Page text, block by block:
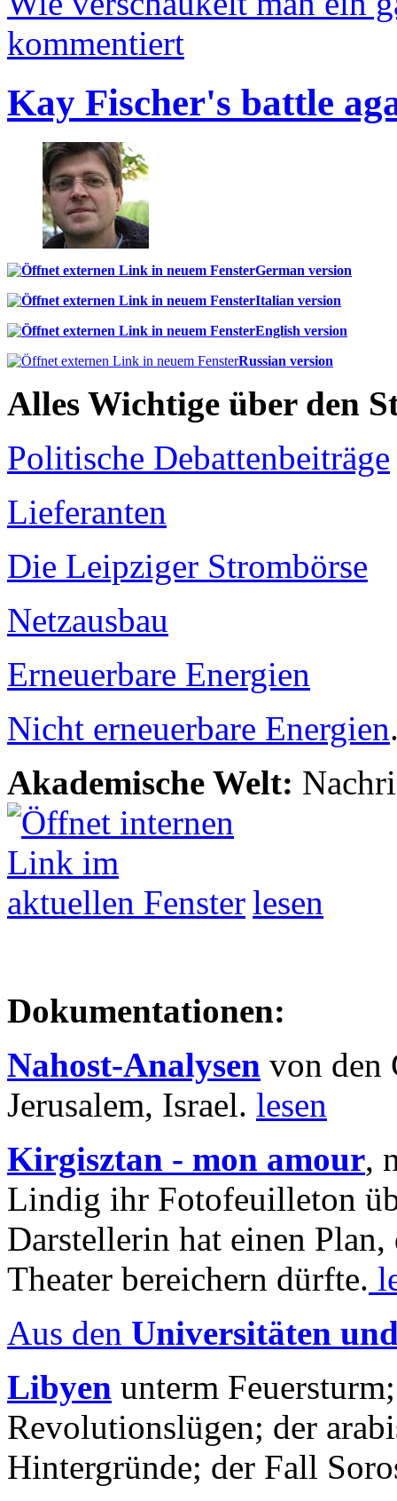
kommentiert
Kay Fischer's battle
German version
Italian version
English version
Russian version
Alles Wichtige über den
Politische Debattenbeiträge
Lieferanten
Die Leipziger Strombörse
Netzausbau
Erneuerbare Energien
Nicht erneuerbare Energien
Akademische Welt:
lesen
Dokumentationen:
Nahost-Analysen von den
Jerusalem, Israel. lesen
Kirgisztan - mon amour,
Lindig ihr Fotofeuilleton
Darstellerin hat einen Plan,
Theater bereichern dürfte.
Aus den Universitäten
Libyen unterm
Revolutionslügen; der
Hintergründe; der Fall